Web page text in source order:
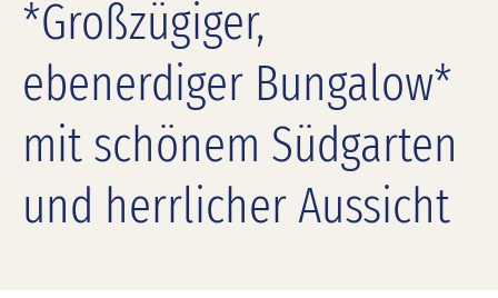
*Großzügiger,
ebenerdiger Bungalow*
mit schönem Südgarten
und herrlicher Aussicht